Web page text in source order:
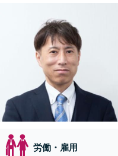
労働・雇用